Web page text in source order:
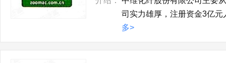
司实力雄厚，注册资金3亿
多>